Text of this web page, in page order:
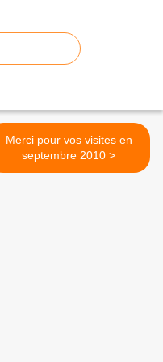
Merci pour vos visites en
septembre 2010 >